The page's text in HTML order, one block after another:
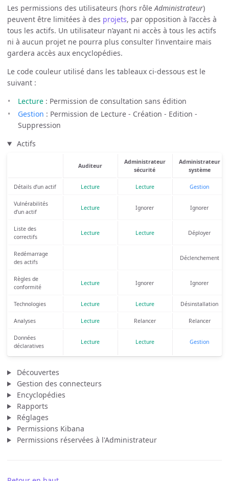
Les permissions des utilisateurs (hors rôle Administrateur)
peuvent être limitées à des projets, par opposition à l’accès à
tous les actifs. Un utilisateur n’ayant ni accès à tous les actifs
ni à aucun projet ne pourra plus consulter l’inventaire mais
gardera accès aux encyclopédies.
Le code couleur utilisé dans les tableaux ci-dessous est le
suivant :
Lecture : Permission de consultation sans édition
Gestion : Permission de Lecture - Création - Edition -
Suppression
Actifs
Auditeur
Administrateur
sécurité
Administrateur
système
Détails d’un actif Lecture Lecture Gestion
Vulnérabilités
d’un actif
Lecture Ignorer Ignorer
Liste des
correctifs
Lecture Lecture Déployer
Redémarrage
des actifs
Déclenchement
Règles de
conformité
Lecture Ignorer Ignorer
Technologies Lecture Lecture Désinstallation
Analyses Lecture Relancer Relancer
Données
déclaratives
Lecture Lecture Gestion
Découvertes
Gestion des connecteurs
Encyclopédies
Rapports
Réglages
Permissions Kibana
Permissions réservées à l'Administrateur